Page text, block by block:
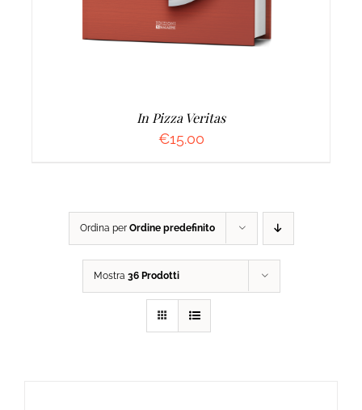
In Pizza Veritas
€15.00
Ordina per Ordine predefinito
Mostra 36 Prodotti